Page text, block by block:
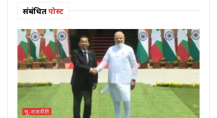
संबंधितपोस्ट
भू-राजनीति